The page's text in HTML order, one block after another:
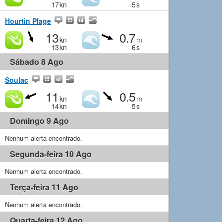
17kn 5s
Hourtin Plage
13kn
13kn
0.7m
6s
Sábado 8 Ago
Soulac
11 kn
14kn
0.5m
5s
Domingo 9 Ago
Nenhum alerta encontrado.
Segunda-feira 10 Ago
Nenhum alerta encontrado.
Terça-feira 11 Ago
Nenhum alerta encontrado.